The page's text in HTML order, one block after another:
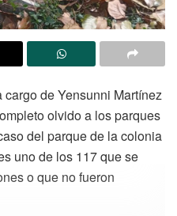
de Yensunni Martínez
olvido a los parques
del parque de la colonia
uno de los 117 que se
o que no fueron